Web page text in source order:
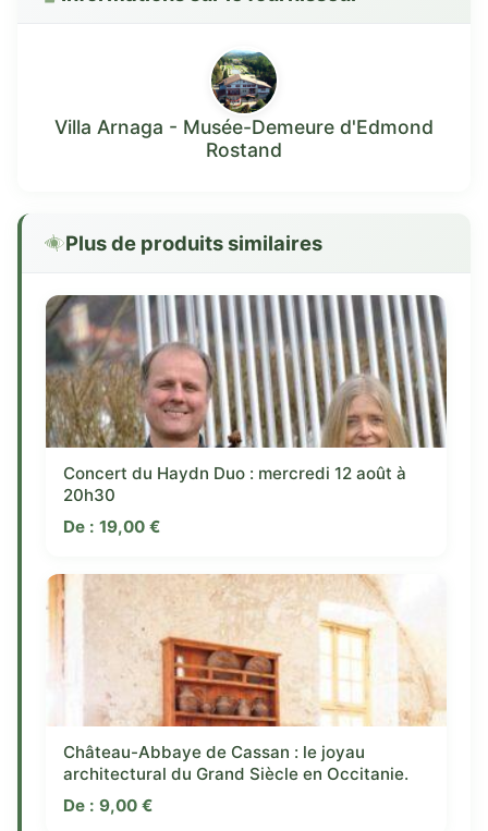
Villa Arnaga - Musée-Demeure d'Edmond
Rostand
Plus de produits similaires
Concert du Haydn Duo : mercredi 12 août à
20h30
De : 19,00 €
Château-Abbaye de Cassan : le joyau
architectural du Grand Siècle en Occitanie.
De : 9,00 €